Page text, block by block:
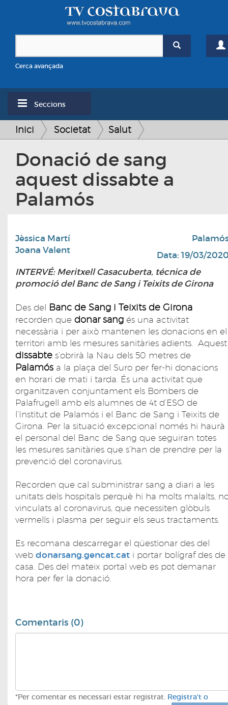
Cerca avançada
Seccions
Inici Societat Salut
Donació de sang
aquest dissabte a
Palamós
Jèssica Martí
Joana Valent
Data: 19/03/
INTERVÉ: Meritxell Casacuberta, técnica de
promoció del Banc de Sang i Teixits de Girona
Des del Banc de Sang i Teixits de Girona
recorden que donar sang és una activitat
necessària i per això mantenen les donacions en el
territori amb les mesures sanitàries adients. Aquest
dissabte s’obrirà la Nau dels 50 metres de
Palamós a la plaça del Suro per fer-hi donacions
en horari de mati i tarda. És una activitat que
organitzaven conjuntament els Bombers de
Palafrugell amb els alumnes de 4t d’ESO de
l’Institut de Palamós i el Banc de Sang i Teixits de
Girona. Per la situació excepcional només hi haurà
el personal del Banc de Sang que seguiran totes
les mesures sanitàries que s’han de prendre per la
prevenció del coronavirus.
Recorden que cal subministrar sang a diari a les
unitats dels hospitals perquè hi ha molts malalts,
vinculats al coronavirus, que necessiten glòbuls
vermells i plasma per seguir els seus tractaments.
Es recomana descarregar el qüestionar des del
web donarsang.gencat.cat i portar bolígraf des de
casa. Des del mateix portal web es pot demanar
hora per fer la donació.
Comentaris (0)
*Per comentar es necessari estar registrat. Registra't o